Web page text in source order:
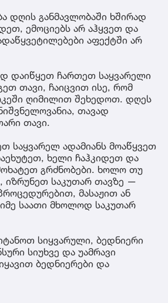
დღის განმავლობაში ხშირად
ემოციებს არ აჰყვეთ და
აფექტში არ
დაიწყეთ ჩართეთ საყვარელი
თავი, ჩაიცვით ისე, რომ
ღიმილით შეხედოთ. დღეს
თავად
თავი.
საყვარელ ადამიანს მოაწყვეთ
ხელი ჩაჰკიდეთ და
გრძნობები. ხოლო თუ
იზრუნეთ საკუთარ თავზე —
მასაჟით ან
საათი მხოლოდ საკუთარ
სიყვარული, ბედნიერი
სიუხვე და უამრავი
ბედნიერები და